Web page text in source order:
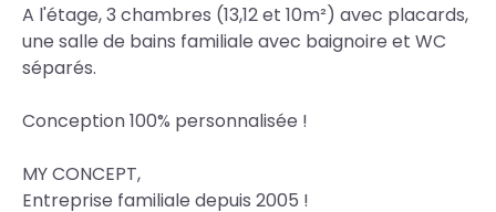
A l'étage, 3 chambres (13,12 et 10m²) avec placards,
une salle de bains familiale avec baignoire et WC
séparés.
Conception 100% personnalisée !
MY CONCEPT,
Entreprise familiale depuis 2005 !